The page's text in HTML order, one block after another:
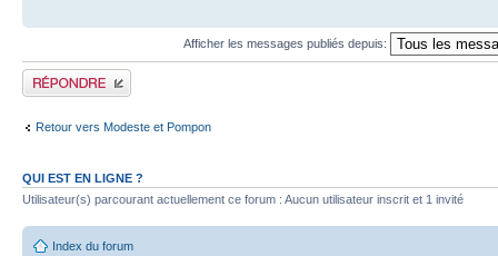
Afficher les messages publiés depuis:
Publier une réponse
Retour vers Modeste et Pompon
QUI EST EN LIGNE ?
Utilisateur(s) parcourant actuellement ce forum : Aucun utilisateur inscrit et 1 invité
Index du forum